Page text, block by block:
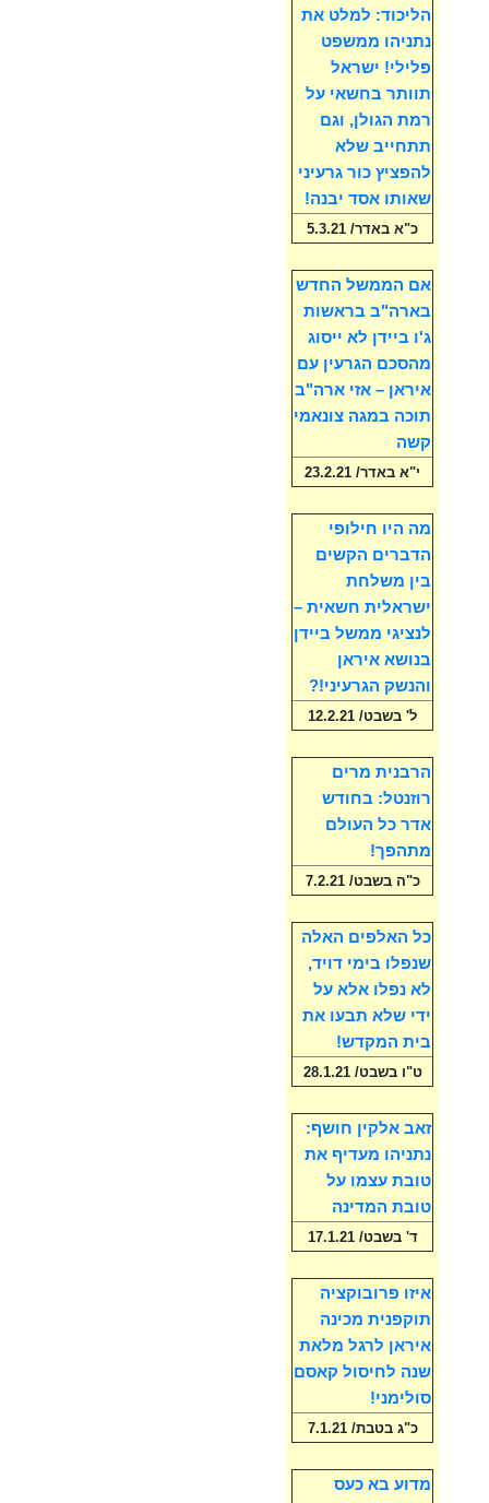
הליכוד: למלט את
נתניהו ממשפט
פלילי! ישראל
תוותר בחשאי על
רמת הגולן, וגם
תתחייב שלא
להפציץ כור גרעיני
שאותו אסד יבנה!
כ"א באדר/ 5.3.21
אם הממשל החדש
בארה"ב בראשות
ג'ו ביידן לא ייסוג
מהסכם הגרעין עם
איראן – אזי ארה"ב
תוכה במגה צונאמי
קשה
י"א באדר/ 23.2.21
מה היו חילופי
הדברים הקשים
בין משלחת
ישראלית חשאית –
לנציגי ממשל ביידן
בנושא איראן
והנשק הגרעיני!?
ל' בשבט/ 12.2.21
הרבנית מרים
רוזנטל: בחודש
אדר כל העולם
מתהפך!
כ"ה בשבט/ 7.2.21
כל האלפים האלה
שנפלו בימי דויד,
לא נפלו אלא על
ידי שלא תבעו את
בית המקדש!
ט"ו בשבט/ 28.1.21
זאב אלקין חושף:
נתניהו מעדיף את
טובת עצמו על
טובת המדינה
ד' בשבט/ 17.1.21
איזו פרובוקציה
תוקפנית מכינה
איראן לרגל מלאת
שנה לחיסול קאסם
סולימני!
כ"ג בטבת/ 7.1.21
מדוע בא כעס